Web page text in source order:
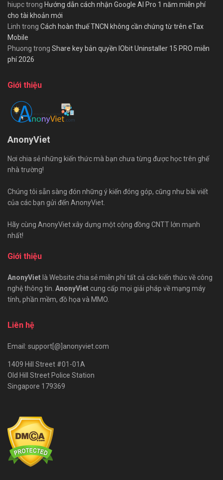
hiupctrong Hướng dẫn cách nhận Google AI Pro 1 năm miễn phí
cho tài khoản mới
Linh trong Cách hoàn thuế TNCN không cần chứng từ trên eTax
Mobile
Phuong trong Share key bản quyền IObit Uninstaller 15 PRO miễn
phí 2026
Giới thiệu
AnonyViet
Nơi chia sẻ những kiến thức mà bạn chưa từng được học trên ghế
nhà trường!
Chúng tôi sẵn sàng đón những ý kiến đóng góp, cũng như bài viết
của các bạn gửi đến AnonyViet.
Hãy cùng AnonyViet xây dựng một cộng đồng CNTT lớn mạnh
nhất!
Giới thiệu
AnonyViet là Website chia sẻ miễn phí tất cả các kiến thức về công
nghệ thông tin. AnonyViet cung cấp mọi giải pháp về mạng máy
tính, phần mềm, đồ họa và MMO.
Liên hệ
Email: support[@]anonyviet.com
1409 Hill Street #01-01A
Old Hill Street Police Station
Singapore 179369